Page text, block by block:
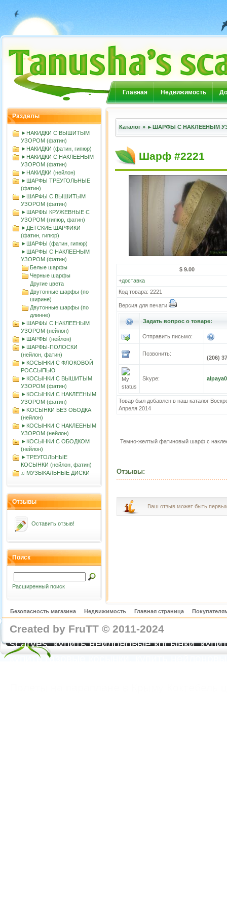
Главная Недвижимость
Разделы
►НАКИДКИ С ВЫШИТЫМ
УЗОРОМ (фатин)
►НАКИДКИ (фатин, гипюр)
►НАКИДКИ С НАКЛЕЕНЫМ
УЗОРОМ (фатин)
►НАКИДКИ (нейлон)
►ШАРФЫ ТРЕУГОЛЬНЫЕ
(фатин)
►ШАРФЫ С ВЫШИТЫМ
УЗОРОМ (фатин)
►ШАРФЫ КРУЖЕВНЫЕ С
УЗОРОМ (гипюр, фатин)
►ДЕТСКИЕ ШАРФИКИ
(фатин, гипюр)
►ШАРФЫ (фатин, гипюр)
►ШАРФЫ С НАКЛЕЕНЫМ
УЗОРОМ (фатин)
Белые шарфы
Черные шарфы
Другие цвета
Двутонные шарфы (по
ширине)
Двутонные шарфы (по
длинне)
►ШАРФЫ С НАКЛЕЕНЫМ
УЗОРОМ (нейлон)
►ШАРФЫ (нейлон)
►ШАРФЫ-ПОЛОСКИ
(нейлон, фатин)
►КОСЫНКИ С ФЛОКОВОЙ
РОССЫПЬЮ
►КОСЫНКИ С ВЫШИТЫМ
УЗОРОМ (фатин)
►КОСЫНКИ С НАКЛЕЕНЫМ
УЗОРОМ (фатин)
►KOСЫНКИ БЕЗ ОБОДКА
(нейлон)
►КОСЫНКИ С НАКЛЕЕНЫМ
УЗОРОМ (нейлон)
►КОСЫНКИ С ОБОДКОМ
(нейлон)
►ТРЕУГОЛЬНЫЕ
КОСЫНКИ (нейлон, фатин)
♫ МУЗЫКАЛЬНЫЕ ДИСКИ
Отзывы
Оставить отзыв!
Поиск
Расширенный поиск
Каталог » ►ШАРФЫ С НАКЛЕЕНЫМ
Шарф #2221
$ 9.00
+доставка
Код товара: 2221
Версия для печати
Задать вопрос о товаре:
Отправить письмо:
Позвонить:
(206)
Skype:
Товар был добавлен в наш каталог
Апреля 2014
Темно-желтый фатиновый шарф с
Отзывы:
Ваш отзыв может быть
Безопасность магазина Недвижимость Главная страница
Created by FruTT © 2011-2024
scarves, купить нейлоновые косынки,
купить газовые косынки, купить